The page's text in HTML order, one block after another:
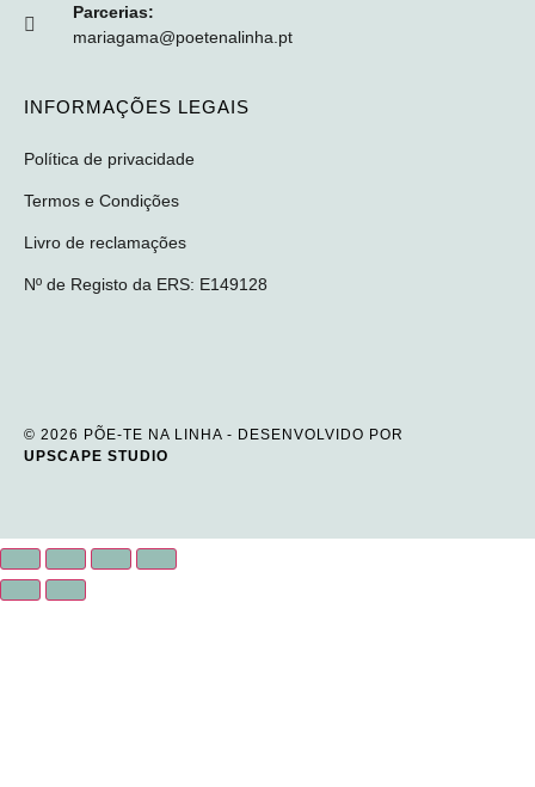
Parcerias:
mariagama@poetenalinha.pt
INFORMAÇÕES LEGAIS
Política de privacidade
Termos e Condições
Livro de reclamações
Nº de Registo da ERS: E149128
© 2026 PÕE-TE NA LINHA - DESENVOLVIDO POR
UPSCAPE STUDIO